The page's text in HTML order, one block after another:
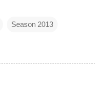
Season 2013